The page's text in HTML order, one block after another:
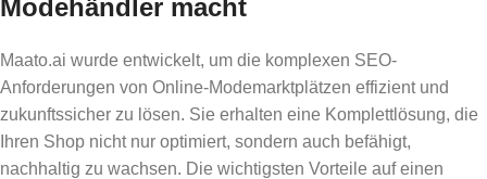
Modehändler macht
Maato.ai wurde entwickelt, um die komplexen SEO-
Anforderungen von Online-Modemarktplätzen effizient und
zukunftssicher zu lösen. Sie erhalten eine Komplettlösung, die
Ihren Shop nicht nur optimiert, sondern auch befähigt,
nachhaltig zu wachsen. Die wichtigsten Vorteile auf einen